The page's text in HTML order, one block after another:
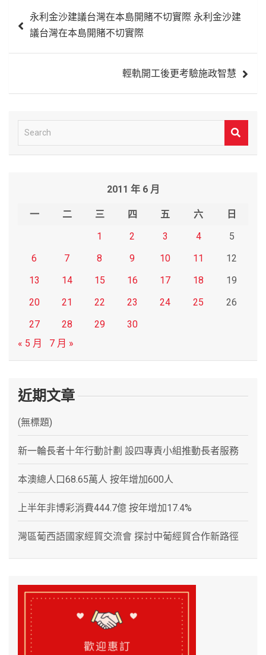
章
永利金沙建議台灣在本島開賭不切實際 永利金沙建
議台灣在本島開賭不切實際
輕軌開工後更考驗施政智慧
e
2011 年 6 月
一 二 三 四 五 六
日
1
2 3 4
5
6
7 8 9 10 11
12
13
14 15 16 17 18
19
20
21 22 23 24 25
26
27
28 29
30
« 5 月
7 月 »
近期文章
(無標題)
新一輪長者十年行動計劃 設四專責小組推動長者服務
本澳總人口68.65萬人 按年增加600人
上半年非博彩消費444.7億 按年增加17.4%
灣區葡西語國家經貿交流會 探討中葡經貿合作新路徑